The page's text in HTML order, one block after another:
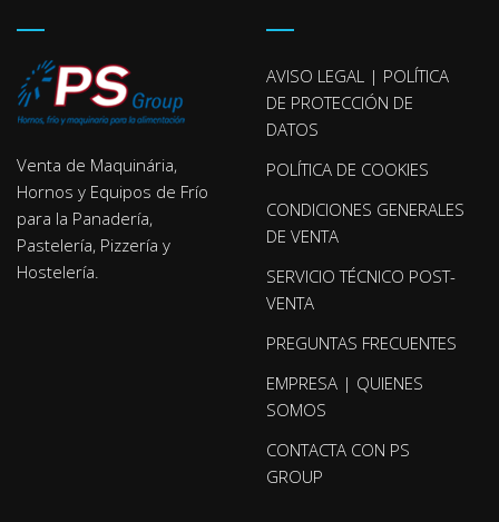
Venta de Maquinária,
Hornos y Equipos de Frío
para la Panadería,
Pastelería, Pizzería y
Hostelería.
AVISO LEGAL | POLÍTICA
DE PROTECCIÓN DE
DATOS
POLÍTICA DE COOKIES
CONDICIONES GENERALES
DE VENTA
SERVICIO TÉCNICO POST-
VENTA
PREGUNTAS FRECUENTES
EMPRESA | QUIENES
SOMOS
CONTACTA CON PS
GROUP